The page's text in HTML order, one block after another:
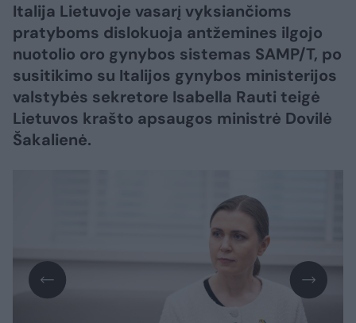
Italija Lietuvoje vasarį vyksiančioms
pratyboms dislokuoja antžemines ilgojo
nuotolio oro gynybos sistemas SAMP/T, po
susitikimo su Italijos gynybos ministerijos
valstybės sekretore Isabella Rauti teigė
Lietuvos krašto apsaugos ministrė Dovilė
Šakalienė.